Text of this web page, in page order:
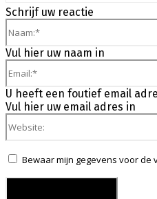
Schrijf uw reactie
Vul hier uw naam in
U heeft een foutief email
Vul hier uw email adres in
Bewaar mijn gegevens voor de